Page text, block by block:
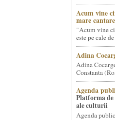
Acum vine
mare
"Acum vine
este pe cale
Adina
Adina
Constanta
Agenda
Platforma de
ale culturii
Agenda